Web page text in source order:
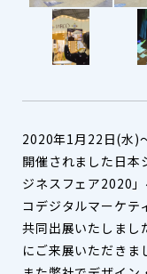
2020年1月22日(水)
開催されました日本
ジネスフェア2020
コデジタルマーケテ
共同出展いたしまし
にご来展いただきま